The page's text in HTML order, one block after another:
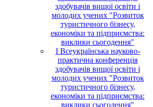
здобувачів вищої освіти і
молодих учених "Розвиток
туристичного бізнесу,
економіки та підприємства:
виклики сьогодення"
I Всеукраїнська науково-
практична конференція
здобувачів вищої освіти і
молодих учених "Розвиток
туристичного бізнесу,
економіки та підприємства:
виклики сьогодення"